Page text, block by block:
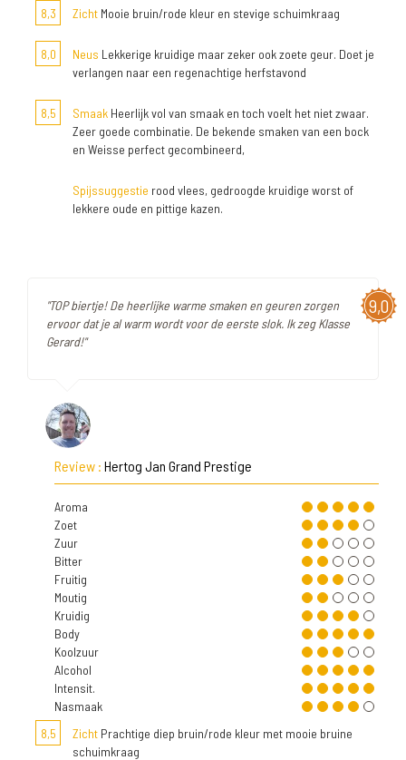
8,3
Zicht Mooie bruin/rode kleur en stevige schuimkraag
8,0 Neus Lekkerige kruidige maar zeker ook zoete geur. Doet je
verlangen naar een regenachtige herfstavond
8,5 Smaak Heerlijk vol van smaak en toch voelt het niet zwaar.
Zeer goede combinatie. De bekende smaken van een bock
en Weisse perfect gecombineerd,
Spijssuggestie rood vlees, gedroogde kruidige worst of
lekkere oude en pittige kazen.
9,0
"TOP biertje! De heerlijke warme smaken en geuren zorgen
ervoor dat je al warm wordt voor de eerste slok. Ik zeg Klasse
Gerard!"
Review : Hertog Jan Grand Prestige
Aroma
Zoet
Zuur
Bitter
Fruitig
Moutig
Kruidig
Body
Koolzuur
Alcohol
Intensit.
Nasmaak
8,5
Zicht Prachtige diep bruin/rode kleur met mooie bruine
schuimkraag